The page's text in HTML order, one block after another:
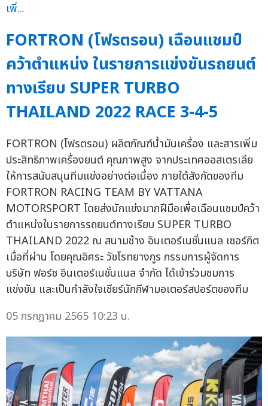
FORTRON (โฟรตรอน) เฉือนแชมป์
คว้าตำแหน่ง ในรายการแข่งขันรถยนต์
ทางเรียบ SUPER TURBO
THAILAND 2022 RACE 3-4-5
FORTRON (โฟรตรอน) ผลิตภัณฑ์น้ำมันเครื่อง และสารเพิ่ม
ประสิทธิภาพเครื่องยนต์ คุณภาพสูง จากประเทศออสเตรเลีย
ให้การสนับสนุนทีมแข่งอย่างต่อเนื่อง ภายใต้สังกัดของทีม
FORTRON RACING TEAM BY VATTANA
MOTORSPORT โดยส่งนักแข่งมากฝีมือเพื่อเฉือนแชมป์คว้า
ตำแหน่งในรายการรถยนต์ทางเรียบ SUPER TURBO
THAILAND 2022 ณ สนามช้าง อินเตอร์เนชั่นแนล เซอร์กิต
เมื่อที่ผ่าน โดยคุณอิศระ วัชโรทยางกูร กรรมการผู้จัดการ
บริษัท ฟอร์ซ อินเตอร์เนชั่นแนล จำกัด ได้เข้าร่วมชมการ
แข่งขัน และเป็นกำลังใจเชียร์นักกีฬามอเตอร์สปอร์ตของทีม
05 กรกฎาคม 2565 10:23 น.